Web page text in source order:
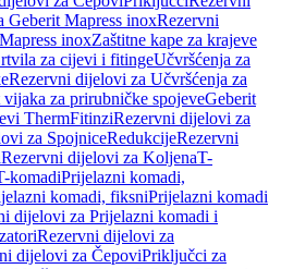
Geberit Mapress inoxRezervni
inoxZaštitne kape za krajeve
za cijevi i fitingeUčvršćenja za
Rezervni dijelovi za Učvršćenja za
vijaka za prirubničke spojeveGeberit
ThermFitinziRezervni dijelovi za
za SpojniceRedukcijeRezervni
Rezervni dijelovi za KoljenaT-
komadiPrijelazni komadi,
komadi, fiksniPrijelazni komadi
dijelovi za Prijelazni komadi i
Rezervni dijelovi za
dijelovi za ČepoviPriključci za